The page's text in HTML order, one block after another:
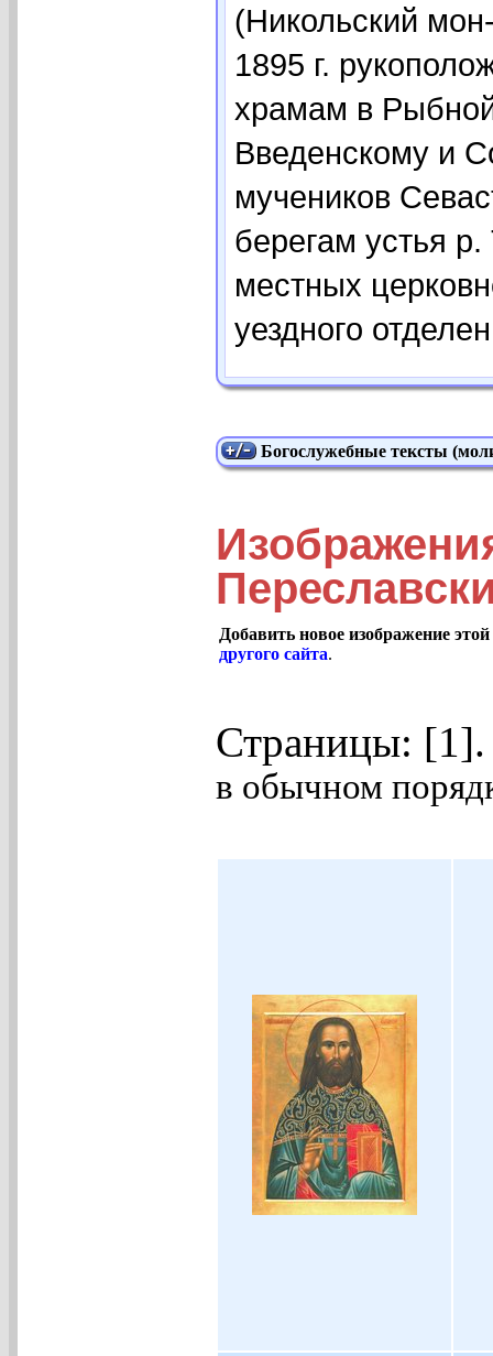
(Никольский
1895 г.
храмам в
Введенскому и
мучеников
берегам устья
местных
уездного
Богослужебные тексты
Добавить новое изображение
другого сайта.
Страницы:
в обычном